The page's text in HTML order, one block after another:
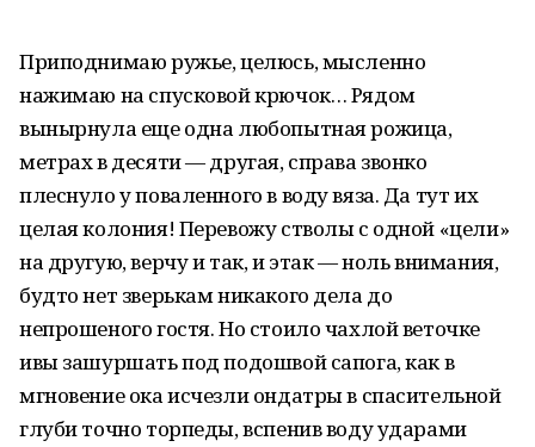
Приподнимаю ружье, целюсь, мысленно
нажимаю на спусковой крючок… Рядом
вынырнула еще одна любопытная рожица,
метрах в десяти — другая, справа звонко
плеснуло у поваленного в воду вяза. Да тут их
целая колония! Перевожу стволы с одной «цели»
на другую, верчу и так, и этак — ноль внимания,
будто нет зверькам никакого дела до
непрошеного гостя. Но стоило чахлой веточке
ивы зашуршать под подошвой сапога, как в
мгновение ока исчезли ондатры в спасительной
глуби точно торпеды, вспенив воду ударами